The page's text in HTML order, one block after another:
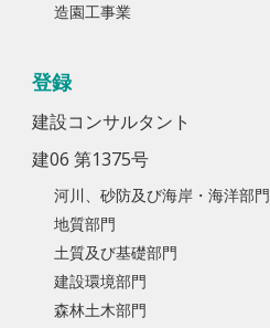
造園工事業
登録
建設コンサルタント
建06 第1375号
河川、砂防及び海岸・海洋部門
地質部門
土質及び基礎部門
建設環境部門
森林土木部門